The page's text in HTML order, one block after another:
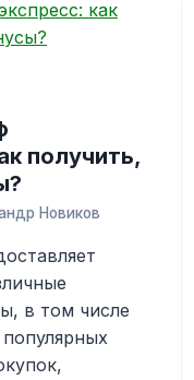
получить,
Новиков
в том числе